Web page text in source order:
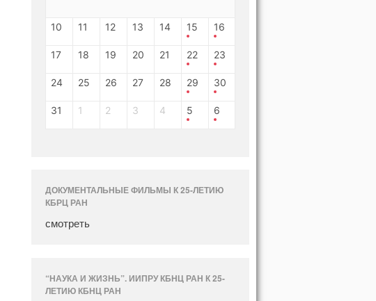
10 11 12 13 14 15 16
17 18 19 20 21 22 23
24 25 26 27 28 29 30
31 1 2 3 4 5 6
ДОКУМЕНТАЛЬНЫЕ ФИЛЬМЫ К 25-ЛЕТИЮ
КБРЦ РАН
смотреть
“НАУКА И ЖИЗНЬ”. ИИПРУ КБНЦ РАН К 25-
ЛЕТИЮ КБНЦ РАН